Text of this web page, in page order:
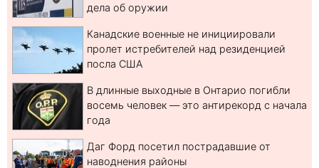
дела об оружии
Канадские военные не инициировали
пролет истребителей над резиденцией
посла США
В длинные выходные в Онтарио погибли
восемь человек — это антирекорд с начала
года
Даг Форд посетил пострадавшие от
наводнения районы